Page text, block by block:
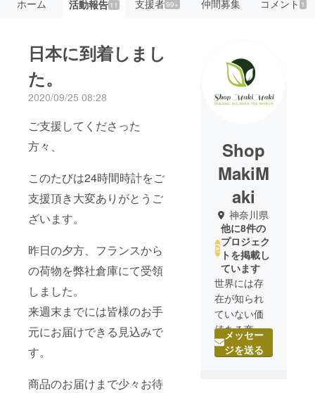
ホーム 活動報告11 支援者99+ 仲間募集 コメント 1
日本に到着しまし
た。
2020/09/25 08:28
ご支援してくださった
方々、
このたびは24時間時計をご
支援頂き大変ありがとうご
ざいます。
昨日の夕方、フランスから
の荷物を弊社倉庫にて受領
しました。
来週末までには皆様のお手
元にお届けできる見込みで
す。
商品のお届けまで少々お待
Shop
MakiM
aki
神奈川県
他に8件の
プロジェク
トを掲載し
ています
世界には存
在が知られ
ていない価
値ある商品
やサービス
が星の数ほ
メッセー
ジを送る